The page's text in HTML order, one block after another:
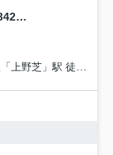
堺市中区深井清水町 貸事務所[物件番号：342168]
野芝」駅 徒歩29分